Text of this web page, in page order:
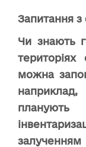
Запитання
Чи знають
можна